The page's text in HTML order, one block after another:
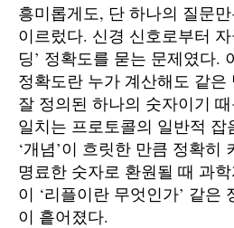
흥미롭게도, 단 하나의 질문
이르렀다. 신경 신호로부터
딩’ 정확도를 묻는 문제였다.
정확도란 누가 계산해도 같은
잘 정의된 하나의 숫자이기
일치는 프로토콜의 일반적
‘개념’이 흐릿한 만큼 정확히
명료한 숫자로 환원될 때 과
이 ‘리플이란 무엇인가’ 같은
이 흩어졌다.